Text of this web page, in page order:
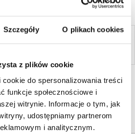
Szczegóły O plikach cookies
z plików cookie
do spersonalizowania treści
funkcje społecznościowe i
witrynie. Informacje o tym, jak
udostępniamy partnerom
i analitycznym.